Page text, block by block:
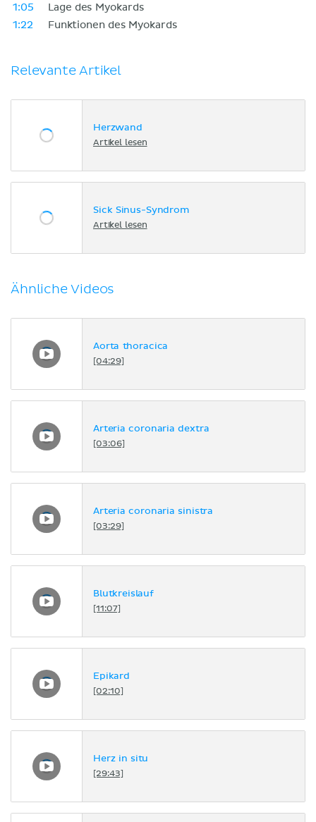
1:05
Lage des Myokards
1:22
Funktionen des Myokards
Relevante Artikel
Herzwand
Artikel lesen
Sick Sinus-Syndrom
Artikel lesen
Ähnliche Videos
Aorta thoracica
[04:29]
Arteria coronaria dextra
[03:06]
Arteria coronaria sinistra
[03:29]
Blutkreislauf
[11:07]
Epikard
[02:10]
Herz in situ
[29:43]